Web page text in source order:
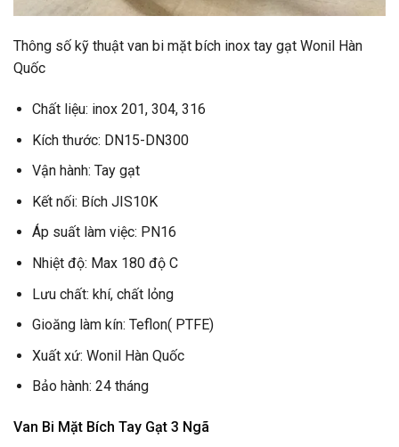
Thông số kỹ thuật van bi mặt bích inox tay gạt Wonil Hàn
Quốc
Chất liệu: inox 201, 304, 316
Kích thước: DN15-DN300
Vận hành: Tay gạt
Kết nối: Bích JIS10K
Áp suất làm việc: PN16
Nhiệt độ: Max 180 độ C
Lưu chất: khí, chất lỏng
Gioăng làm kín: Teflon( PTFE)
Xuất xứ: Wonil Hàn Quốc
Bảo hành: 24 tháng
Van Bi Mặt Bích Tay Gạt 3 Ngã